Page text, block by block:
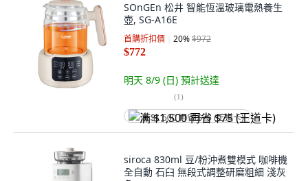
SOnGEn 松井 智能恆溫玻璃電熱養生
壺, SG-A16E
首購折扣價 20%$972
$772
明天 8/9 (日) 預計送達
(1)
满 $1,500 再省 $75 (王道卡)
siroca 830ml 豆/粉沖煮雙模式 咖啡機
全自動 石臼 無段式調整研磨粗細 淺灰